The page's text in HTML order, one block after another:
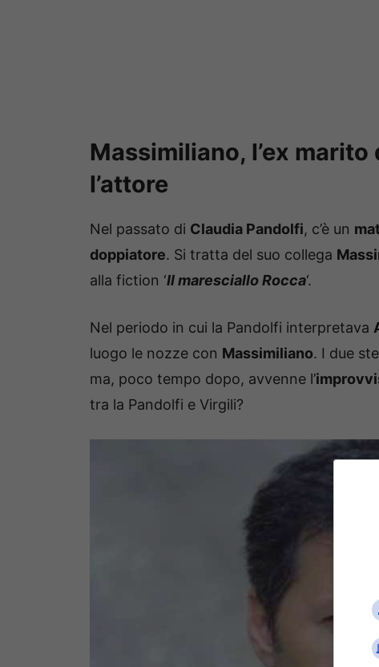
Massimiliano, l’ex
l’attore
Nel passato di Claudia Pandolfi, c’è un
doppiatore. Si tratta del suo collega
alla fiction ‘Il maresciallo Rocca‘.
Nel periodo in cui la Pandolfi interpretava
luogo le nozze con Massimiliano. I due
ma, poco tempo dopo, avvenne l’
tra la Pandolfi e Virgili?